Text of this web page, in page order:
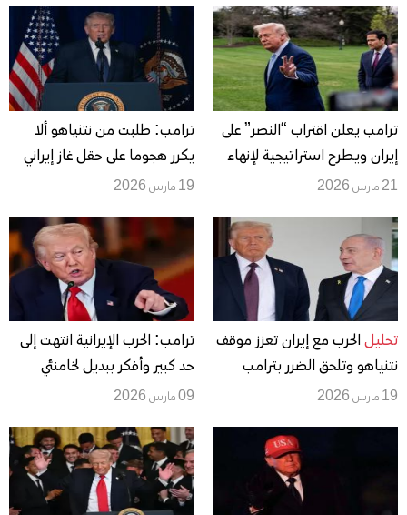
ترامب يعلن اقتراب “النصر” على
إيران ويطرح استراتيجية لإنهاء
الحرب
21 مارس 2026
ترامب: طلبت من نتنياهو ألا
يكرر هجوما على حقل غاز إيراني
19 مارس 2026
تحليل الحرب مع إيران تعزز موقف
نتنياهو وتلحق الضرر بترامب
ودول الخليج
19 مارس 2026
ترامب: الحرب الإيرانية انتهت إلى
حد كبير وأفكر ببديل لخامنئي
09 مارس 2026